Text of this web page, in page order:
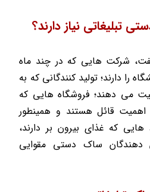
تبلیغاتی نیاز دارند؟
شرکت هایی که در چند ماه
را دارند؛ تولید کنندگانی که به
می دهند؛ فروشگاه هایی که
قائل هستند و همینطور
که غذای بیرون بر دارند،
ساک دستی مقوایی